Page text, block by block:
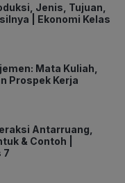
Jenis, Tujuan,
| Ekonomi Kelas
Mata Kuliah,
Prospek Kerja
Antarruang,
& Contoh |
7